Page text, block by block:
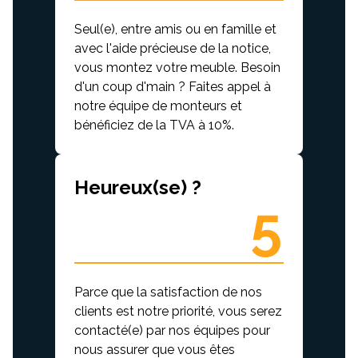
Seul(e), entre amis ou en famille et
avec l'aide précieuse de la notice,
vous montez votre meuble. Besoin
d'un coup d'main ? Faites appel à
notre équipe de monteurs et
bénéficiez de la TVA à 10%.
5
Heureux(se) ?
Parce que la satisfaction de nos
clients est notre priorité, vous serez
contacté(e) par nos équipes pour
nous assurer que vous êtes